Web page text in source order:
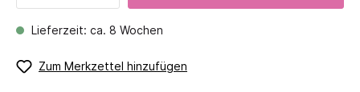
Lieferzeit: ca. 8 Wochen
Zum Merkzettel hinzufügen